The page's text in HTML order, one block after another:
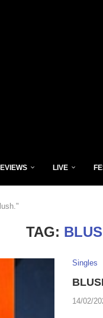
LIVE
TAG:
Singles
14/02/